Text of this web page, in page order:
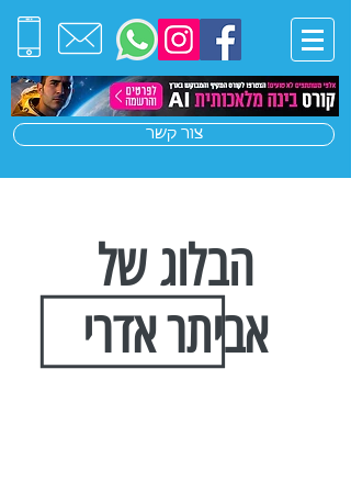
צור קשר
הבלוג של
אביתר אדרי